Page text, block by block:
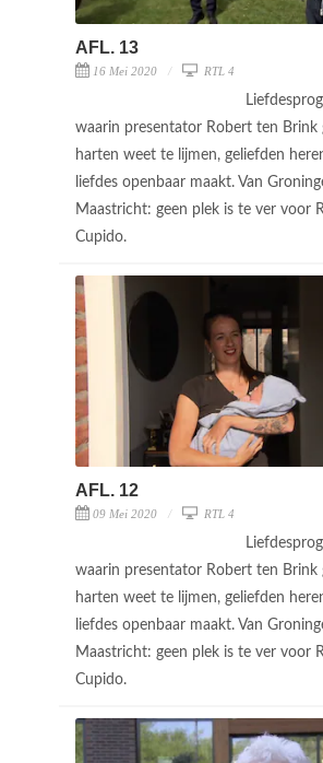
AFL. 13
16 Mei 2020 RTL 4
waarin presentator Robert ten Brink
harten weet te lijmen, geliefden
liefdes openbaar maakt. Van
Maastricht: geen plek is te ver voor
Cupido.
AFL. 12
09 Mei 2020 RTL 4
waarin presentator Robert ten Brink
harten weet te lijmen, geliefden
liefdes openbaar maakt. Van
Maastricht: geen plek is te ver voor
Cupido.